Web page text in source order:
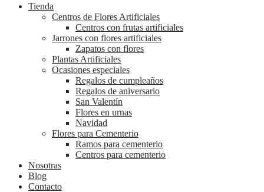
Tienda
Centros de Flores Artificiales
Centros con frutas artificiales
Jarrones con flores artificiales
Zapatos con flores
Plantas Artificiales
Ocasiones especiales
Regalos de cumpleaños
Regalos de aniversario
San Valentín
Flores en urnas
Navidad
Flores para Cementerio
Ramos para cementerio
Centros para cementerio
Nosotras
Blog
Contacto